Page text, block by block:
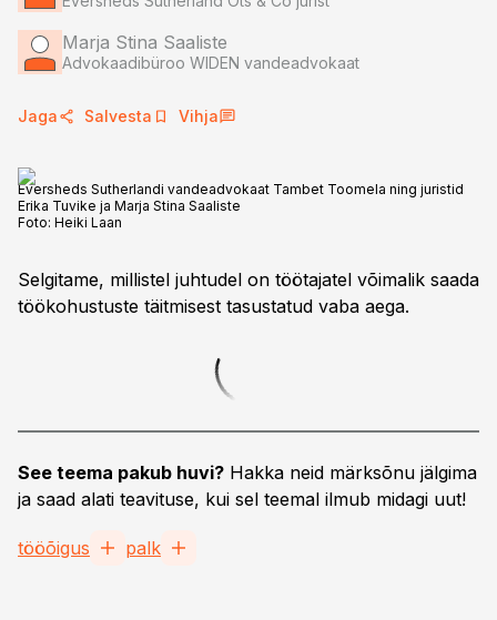
Marja Stina Saaliste
Advokaadibüroo WIDEN vandeadvokaat
Jaga Salvesta Vihja
Eversheds Sutherlandi vandeadvokaat Tambet Toomela ning juristid
Erika Tuvike ja Marja Stina Saaliste
Foto: Heiki Laan
Selgitame, millistel juhtudel on töötajatel võimalik saada
töökohustuste täitmisest tasustatud vaba aega.
See teema pakub huvi? Hakka neid märksõnu jälgima
ja saad alati teavituse, kui sel teemal ilmub midagi uut!
tööõigus palk